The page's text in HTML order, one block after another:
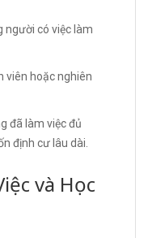
người có việc làm
viên hoặc nghiên
đã làm việc đủ
định cư lâu dài.
và Học